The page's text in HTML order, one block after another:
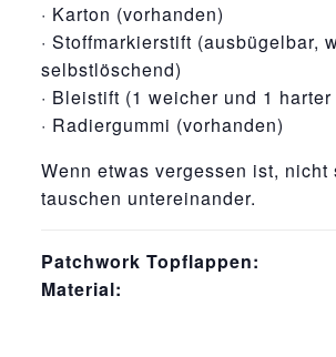
· Karton (vorhanden)
· Stoffmarkierstift (ausbügelbar,
selbstlöschend)
· Bleistift (1 weicher und 1
· Radiergummi (vorhanden)
Wenn etwas vergessen ist, nicht
tauschen untereinander.
Patchwork Topflappen:
Material: